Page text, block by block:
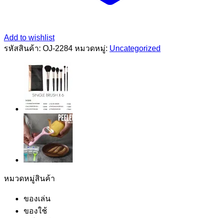
Add to wishlist
รหัสสินค้า: OJ-2284 หมวดหมู่: Uncategorized
หมวดหมู่สินค้า
ของเล่น
ของใช้